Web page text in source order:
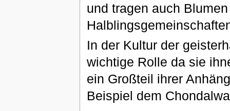
und tragen auch
In der Kultur der
wichtige Rolle da sie
ein Großteil ihrer
Beispiel dem